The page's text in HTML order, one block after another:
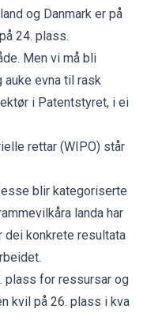
og Danmark er på
24. plass.
Men vi må bli
evna til rask
i Patentstyret, i ei
rettar (WIPO) står
blir kategoriserte
landa har
dei konkrete resultata
plass for ressursar og
kvil på 26. plass i kva